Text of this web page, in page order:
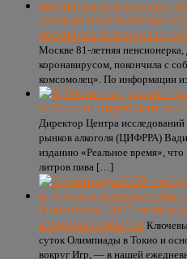
Дважды переболевшая
россиянка покончила с
Москве 81-летняя
коронавирусом, покончила с
комсомолец». По информации
В России потребляют
Директор Центра
рынков алкоголя (ЦИФРРА)
изданию «Реальное время»,
литров пива […]
Олимпиада-2020: победа
ключевые события
суток Олимпиады в Токио и
вокруг Игр, — в нашей